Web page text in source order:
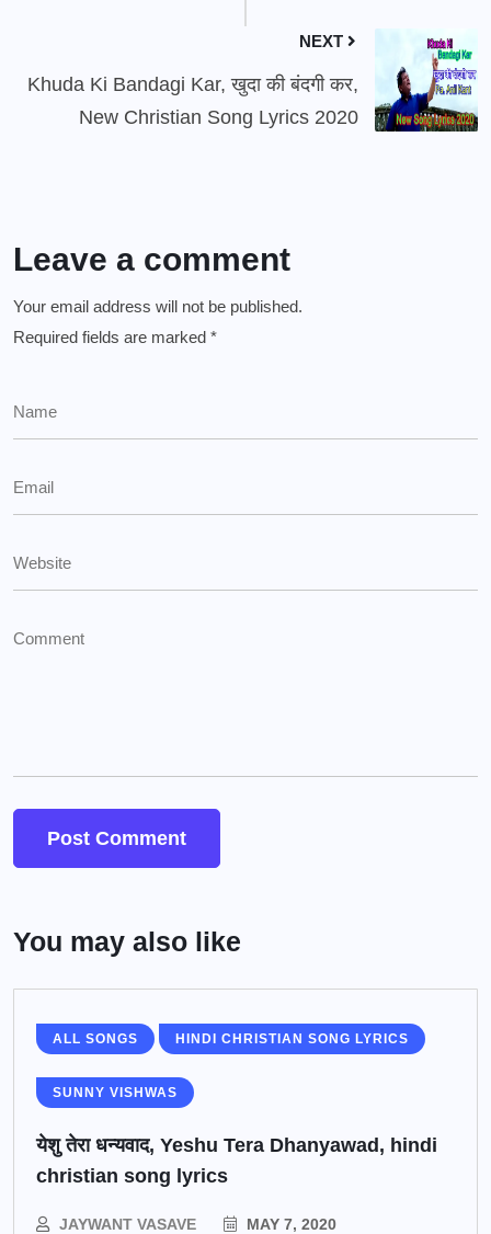
NEXT
Khuda Ki Bandagi Kar, खुदा की बंदगी कर,
New Christian Song Lyrics 2020
Leave a comment
Your email address will not be published.
Required fields are marked *
You may also like
ALL SONGS HINDI CHRISTIAN SONG LYRICS
SUNNY VISHWAS
येशु तेरा धन्यवाद, Yeshu Tera Dhanyawad, hindi
christian song lyrics
JAYWANT VASAVE MAY 7, 2020